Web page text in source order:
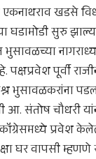
एकनाथराव खडसे
घडामोडी सुरु
पूर्वी
भुसावळकरांना
आ. संतोष चौधरी
कॉंग्रेसमध्ये प्रवेश
घर वापसी